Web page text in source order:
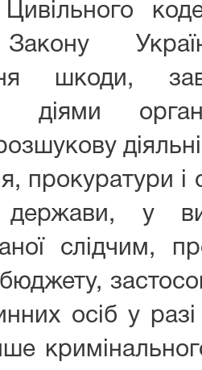
шкоди,
діями
прокуратури
держави, у
слідчим,
осіб у разі